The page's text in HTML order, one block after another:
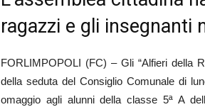
ragazzi e gli insegnanti
FORLIMPOPOLI (FC) – Gli “Alfieri della
della seduta del Consiglio Comunale di
omaggio agli alunni della classe 5ª A